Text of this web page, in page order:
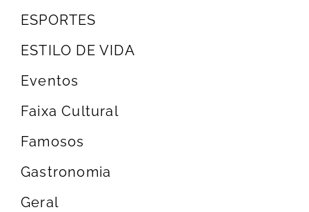
ESPORTES
ESTILO DE VIDA
Eventos
Faixa Cultural
Famosos
Gastronomia
Geral